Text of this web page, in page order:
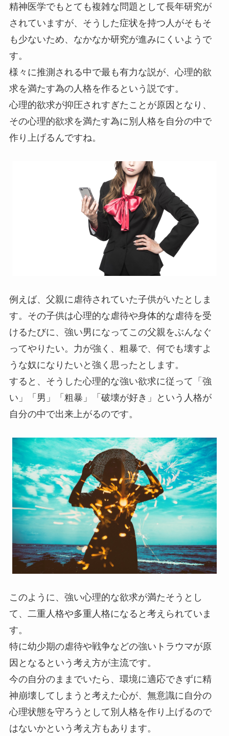
精神医学でもとても複雑な問題として長年研究が
されていますが、そうした症状を持つ人がそもそ
も少ないため、なかなか研究が進みにくいようで
す。
様々に推測される中で最も有力な説が、心理的欲
求を満たす為の人格を作るという説です。
心理的欲求が抑圧されすぎたことが原因となり、
その心理的欲求を満たす為に別人格を自分の中で
作り上げるんですね。
例えば、父親に虐待されていた子供がいたとしま
す。その子供は心理的な虐待や身体的な虐待を受
けるたびに、強い男になってこの父親をぶんなぐ
ってやりたい。力が強く、粗暴で、何でも壊すよ
うな奴になりたいと強く思ったとします。
すると、そうした心理的な強い欲求に従って「強
い」「男」「粗暴」「破壊が好き」という人格が
自分の中で出来上がるのです。
このように、強い心理的な欲求が満たそうとし
て、二重人格や多重人格になると考えられていま
す。
特に幼少期の虐待や戦争などの強いトラウマが原
因となるという考え方が主流です。
今の自分のままでいたら、環境に適応できずに精
神崩壊してしまうと考えた心が、無意識に自分の
心理状態を守ろうとして別人格を作り上げるので
はないかという考え方もあります。